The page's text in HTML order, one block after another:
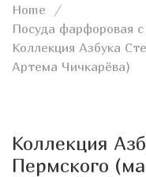
Home
Посуда фарфоровая
Коллекция Азбука
Артема Чичкарёва)
Коллекция
Пермского